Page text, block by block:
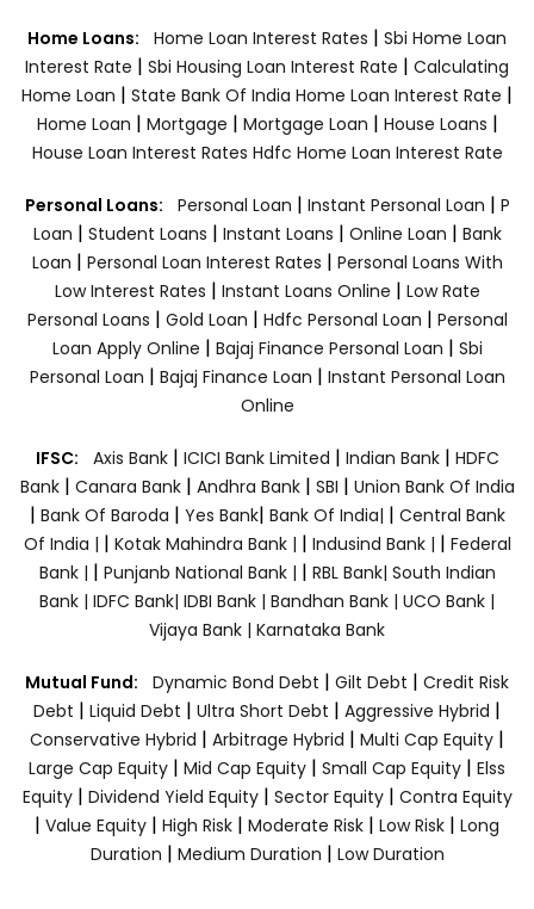
Home Loans: Home Loan Interest Rates | Sbi Home Loan
Interest Rate | Sbi Housing Loan Interest Rate | Calculating
Home Loan | State Bank Of India Home Loan Interest Rate |
Home Loan | Mortgage | Mortgage Loan | House Loans |
House Loan Interest Rates Hdfc Home Loan Interest Rate
Personal Loans: Personal Loan | Instant Personal Loan | P
Loan | Student Loans | Instant Loans | Online Loan | Bank
Loan | Personal Loan Interest Rates | Personal Loans With
Low Interest Rates | Instant Loans Online | Low Rate
Personal Loans | Gold Loan | Hdfc Personal Loan | Personal
Loan Apply Online | Bajaj Finance Personal Loan | Sbi
Personal Loan | Bajaj Finance Loan | Instant Personal Loan
Online
IFSC: Axis Bank | ICICI Bank Limited | Indian Bank | HDFC
Bank| Canara Bank | Andhra Bank| SBI | Union Bank Of India
| Bank Of Baroda | Yes Bank| Bank Of India| | Central Bank
Of India | | Kotak Mahindra Bank | | Indusind Bank | | Federal
Bank | | Punjanb National Bank | | RBL Bank| South Indian
Bank | IDFC Bank| IDBI Bank | Bandhan Bank | UCO Bank |
Vijaya Bank | Karnataka Bank
Mutual Fund: Dynamic Bond Debt | Gilt Debt | Credit Risk
Debt | Liquid Debt | Ultra Short Debt | Aggressive Hybrid |
Conservative Hybrid | Arbitrage Hybrid | Multi Cap Equity |
Large Cap Equity | Mid Cap Equity | Small Cap Equity | Elss
Equity| Dividend Yield Equity| Sector Equity | Contra Equity
| Value Equity | High Risk | Moderate Risk | Low Risk | Long
Duration | Medium Duration | Low Duration